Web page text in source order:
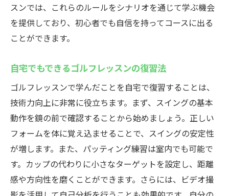
ゴルフレッスンの効果を最大限に引き出すため
の疑問解決法
ゴルフスイングの分析方法と改善のポイン
レッスンの成果を継続的に向上させる方法
インストラクターが推奨する練習頻度とそ
の理由
自分の弱点を強みに変える練習方法
ゴルフレッスンでのコミュニケーションの
重要性
初心者が陥りがちな練習のマンネリ化を防
ぐ方法
スンでは、これらのルールをシナリオを通じて学ぶ機会
を提供しており、初心者でも自信を持ってコースに出る
ことができます。
自宅でもできるゴルフレッスンの復習法
ゴルフレッスンで学んだことを自宅で復習することは、
技術力向上に非常に役立ちます。まず、スイングの基本
動作を鏡の前で確認することから始めましょう。正しい
フォームを体に覚え込ませることで、スイングの安定性
が増します。また、パッティング練習は室内でも可能で
す。カップの代わりに小さなターゲットを設定し、距離
感や方向性を磨くことができます。さらには、ビデオ撮